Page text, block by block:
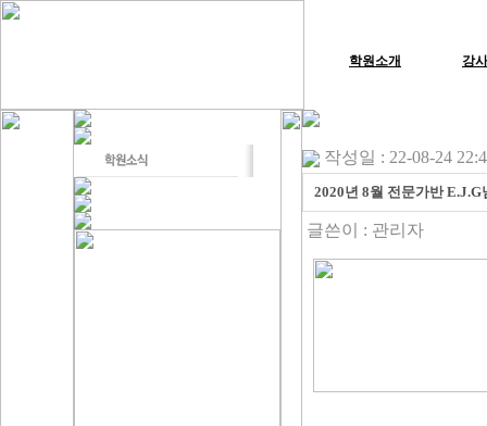
학원소개 강
작성일 : 22-08-24
2020년 8월 전문가반
글쓴이 : 관리자